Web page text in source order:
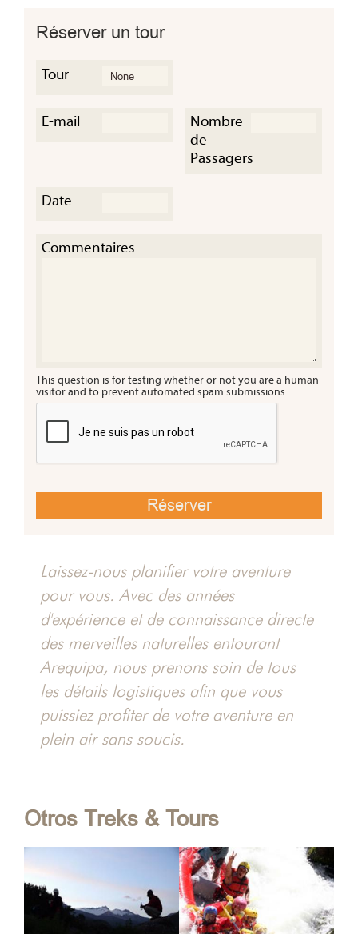
Réserver un tour
Tour
E-mail
Nombre
de
Passagers
Date
Commentaires
This question is for testing whether or not you are a human
visitor and to prevent automated spam submissions.
Laissez-nous planifier votre aventure
pour vous. Avec des années
d'expérience et de connaissance directe
des merveilles naturelles entourant
Arequipa, nous prenons soin de tous
les détails logistiques afin que vous
puissiez profiter de votre aventure en
plein air sans soucis.
Otros Treks & Tours
au
du